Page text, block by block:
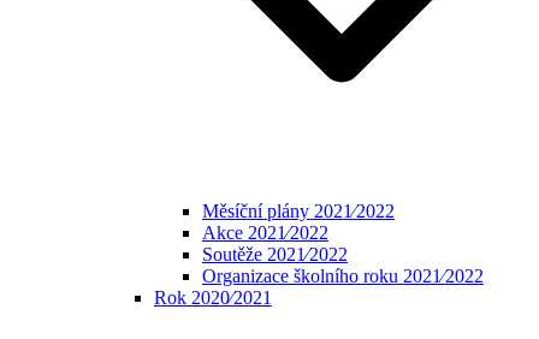
Měsíční plány 2021⁄2022
Akce 2021⁄2022
Soutěže 2021⁄2022
Organizace školního roku 2021⁄2022
Rok 2020⁄2021